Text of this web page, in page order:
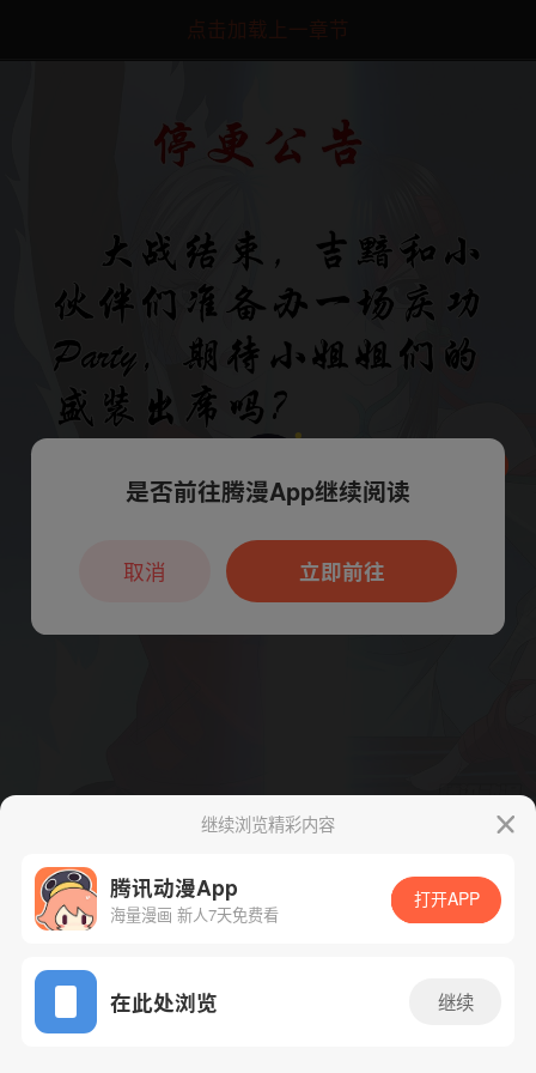
点击加载上一章节
App免费看
下一话 腾漫App免费看
继续浏览精彩内容
腾讯动漫App
海量漫画 新人7天免费看
打开APP
在此处浏览 继续
本章节仅支持App阅读，可打开App新用
户7天免费看
是否前往腾漫App继续阅读
立即前往
取消